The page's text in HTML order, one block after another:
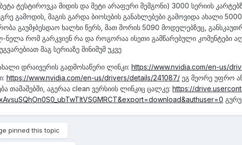
ტესტიროვკა მიდის და მეტი არაფერი მემგონი) 3000 სერიის
გამოდის, მაგის გარდა ბიოსების განახლებები გამოვიდა ახალი
გაუმჯბესდაო ხალხი წერს, მათ შორის 5090 მოდელებზეც,
ნელა რომ გარკვიენ რა და როგორაა ისეთი გამწარებული კომენტები
მაგ სერიაზე მინიმუმ უკვე
დრაივერის გადმოსაწერი ლინკი: https://www.nvidia.com/en-us/
https://www.nvidia.com/en-us/drivers/details/241087/ ეგ მეორე უფრო
თამაშებში, აგერაა clean ვერსიის ლინკიც ცალკე: https://
pinned this topic